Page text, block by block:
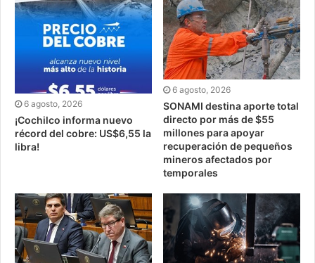
6 agosto, 2026
¡Cochilco informa nuevo
récord del cobre: US$6,55 la
libra!
6 agosto, 2026
SONAMI destina aporte total
directo por más de $55
millones para apoyar
recuperación de pequeños
mineros afectados por
temporales